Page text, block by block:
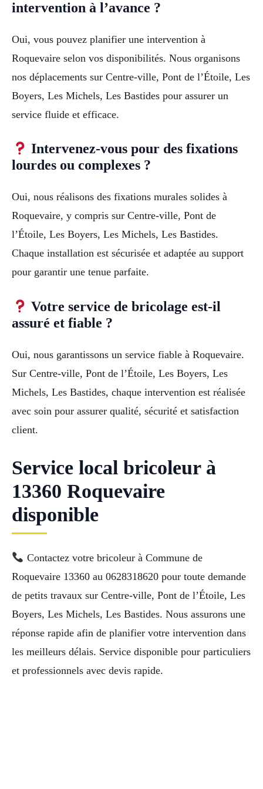
intervention à l’avance ?
Oui, vous pouvez planifier une intervention à
Roquevaire selon vos disponibilités. Nous organisons
nos déplacements sur Centre-ville, Pont de l’Étoile, Les
Boyers, Les Michels, Les Bastides pour assurer un
service fluide et efficace.
Intervenez-vous pour des fixations
lourdes ou complexes ?
Oui, nous réalisons des fixations murales solides à
Roquevaire, y compris sur Centre-ville, Pont de
l’Étoile, Les Boyers, Les Michels, Les Bastides.
Chaque installation est sécurisée et adaptée au support
pour garantir une tenue parfaite.
Votre service de bricolage est-il
assuré et fiable ?
Oui, nous garantissons un service fiable à Roquevaire.
Sur Centre-ville, Pont de l’Étoile, Les Boyers, Les
Michels, Les Bastides, chaque intervention est réalisée
avec soin pour assurer qualité, sécurité et satisfaction
client.
Service local bricoleur à
13360 Roquevaire
disponible
Contactez votre bricoleur à Commune de
Roquevaire 13360 au 0628318620 pour toute demande
de petits travaux sur Centre-ville, Pont de l’Étoile, Les
Boyers, Les Michels, Les Bastides. Nous assurons une
réponse rapide afin de planifier votre intervention dans
les meilleurs délais. Service disponible pour particuliers
et professionnels avec devis rapide.